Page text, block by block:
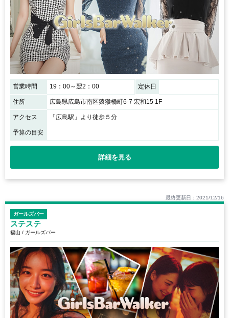
営業時間 19：00～翌2：00 定休日
住所 広島県広島市南区猿猴橋町6-7 宏和15 1F
アクセス 「広島駅」より徒歩５分
予算の目安
詳細を見る
最終更新日：2021/12/16
ガールズバー
ステステ
福山 / ガールズバー